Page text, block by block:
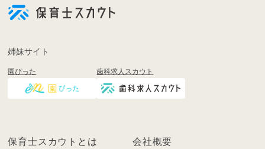
登
く
ン
姉妹サイト
園ぴった 歯科求人スカウト
保育士スカウトとは 会社概要